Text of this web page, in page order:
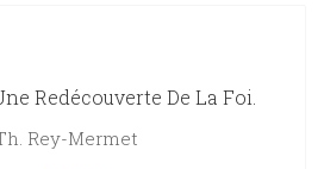
Redécouverte De La Foi.
Rey-Mermet